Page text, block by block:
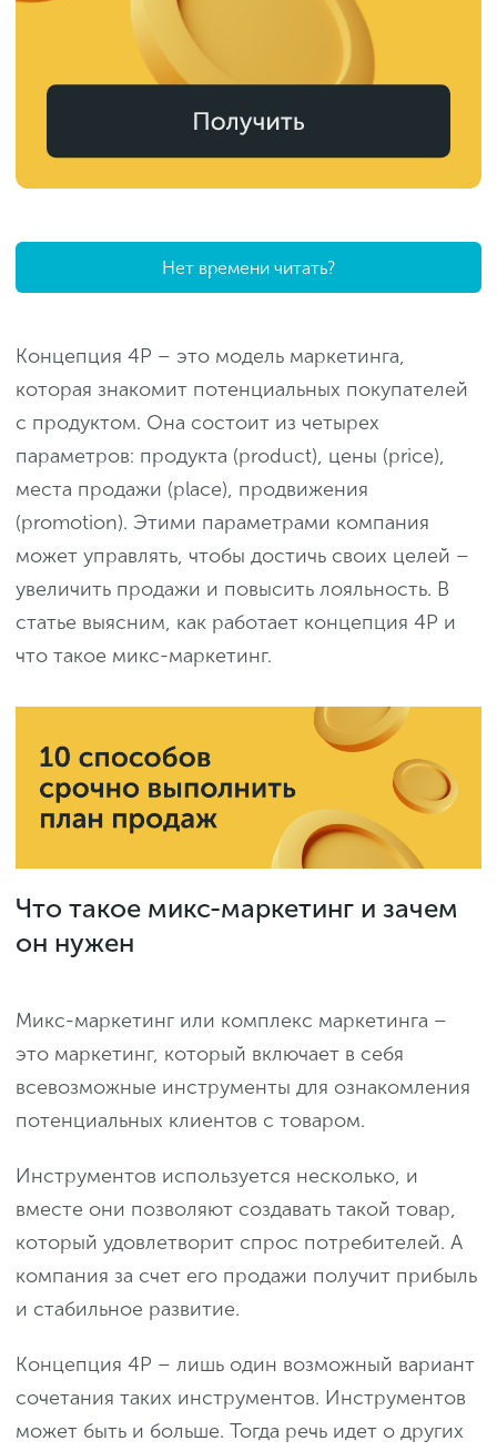
Нет времени читать?
Концепция 4P – это модель маркетинга,
которая знакомит потенциальных покупателей
с продуктом. Она состоит из четырех
параметров: продукта (product), цены (price),
места продажи (place), продвижения
(promotion). Этими параметрами компания
может управлять, чтобы достичь своих целей –
увеличить продажи и повысить лояльность. В
статье выясним, как работает концепция 4P и
что такое микс-маркетинг.
Что такое микс-маркетинг и зачем
он нужен
Микс-маркетинг или комплекс маркетинга –
это маркетинг, который включает в себя
всевозможные инструменты для ознакомления
потенциальных клиентов с товаром.
Инструментов используется несколько, и
вместе они позволяют создавать такой товар,
который удовлетворит спрос потребителей. А
компания за счет его продажи получит прибыль
и стабильное развитие.
Концепция 4P – лишь один возможный вариант
сочетания таких инструментов. Инструментов
может быть и больше. Тогда речь идет о других